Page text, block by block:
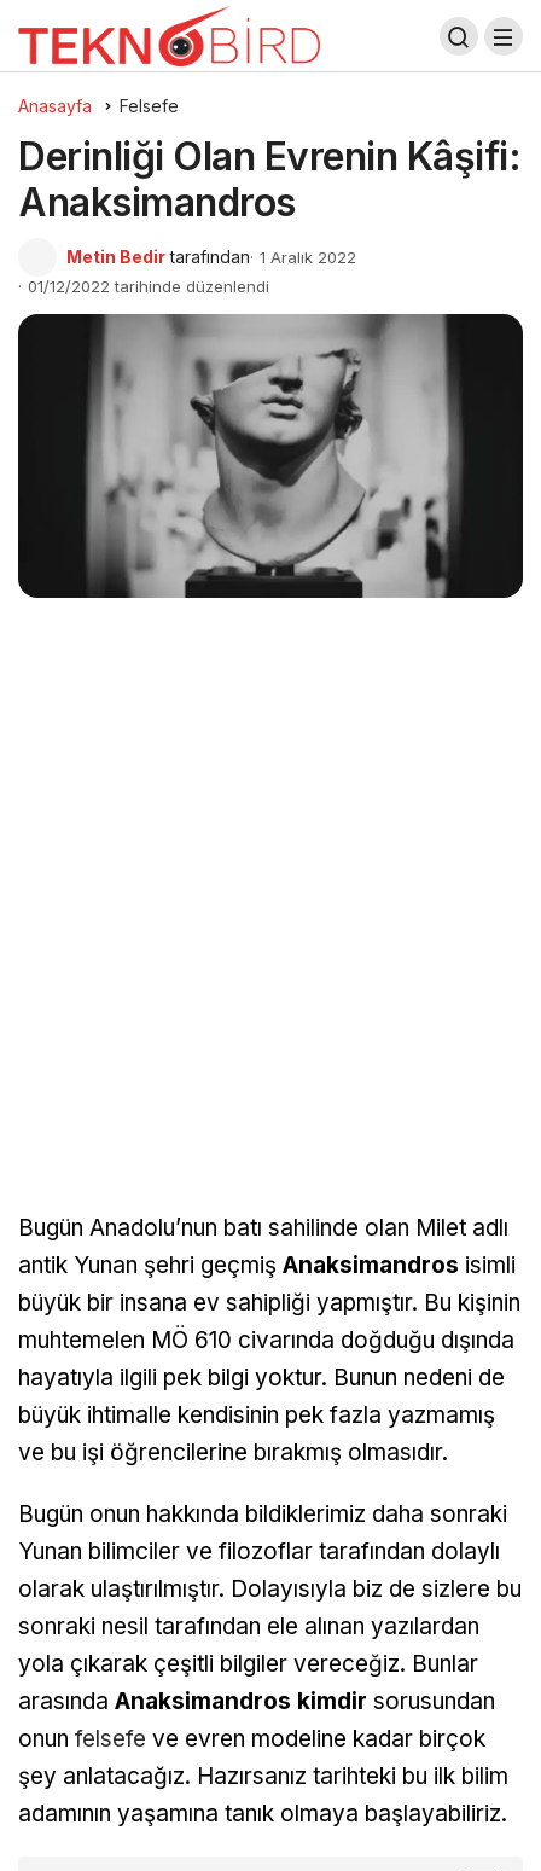
Anasayfa Felsefe
Derinliği Olan Evrenin Kâşifi:
Anaksimandros
Metin Bedir tarafından 1 Aralık 2022
01/12/2022 tarihinde düzenlendi
Bugün Anadolu’nun batı sahilinde olan Milet adlı
antik Yunan şehri geçmiş Anaksimandros isimli
büyük bir insana ev sahipliği yapmıştır. Bu kişinin
muhtemelen MÖ 610 civarında doğduğu dışında
hayatıyla ilgili pek bilgi yoktur. Bunun nedeni de
büyük ihtimalle kendisinin pek fazla yazmamış
ve bu işi öğrencilerine bırakmış olmasıdır.
Bugün onun hakkında bildiklerimiz daha sonraki
Yunan bilimciler ve filozoflar tarafından dolaylı
olarak ulaştırılmıştır. Dolayısıyla biz de sizlere bu
sonraki nesil tarafından ele alınan yazılardan
yola çıkarak çeşitli bilgiler vereceğiz. Bunlar
arasında Anaksimandros kimdir sorusundan
onun felsefe ve evren modeline kadar birçok
şey anlatacağız. Hazırsanız tarihteki bu ilk bilim
adamının yaşamına tanık olmaya başlayabiliriz.